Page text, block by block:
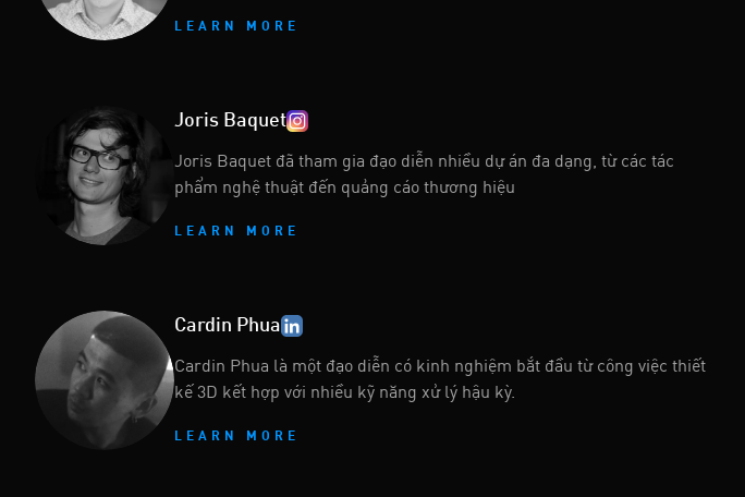
LEARN MORE
Joris Baquet
Joris Baquet đã tham gia đạo diễn nhiều dự án đa dạng, từ các tác
phẩm nghệ thuật đến quảng cáo thương hiệu
LEARN MORE
Cardin Phua
Cardin Phua là một đạo diễn có kinh nghiệm bắt đầu từ công việc thiết
kế 3D kết hợp với nhiều kỹ năng xử lý hậu kỳ.
LEARN MORE